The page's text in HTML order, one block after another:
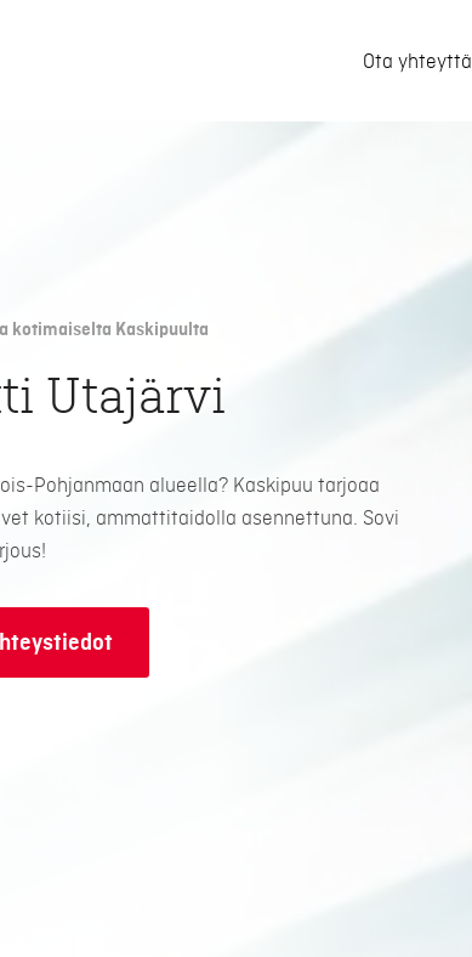
Ota yhteyttä
kotimaiselta Kaskipuulta
Utajärvi
Pohjanmaan alueella? Kaskipuu tarjoaa
kotiisi, ammattitaidolla asennettuna. Sovi